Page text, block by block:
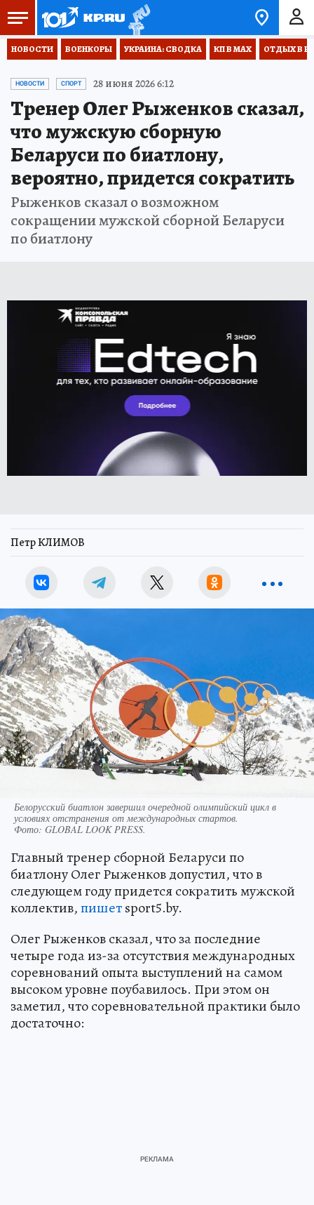
НОВОСТИ ВОЕНКОРЫ УКРАИНА: СВОДКА КП В МАХ ОТДЫХ В
НОВОСТИ СПОРТ 28 июня 2026 6:12
Тренер Олег Рыженков сказал,
что мужскую сборную
Беларуси по биатлону,
вероятно, придется сократить
Рыженков сказал о возможном
сокращении мужской сборной Беларуси
по биатлону
Петр КЛИМОВ
Белорусский биатлон завершил очередной олимпийский цикл в
условиях отстранения от международных стартов.
Фото: GLOBAL LOOK PRESS.
Главный тренер сборной Беларуси по
биатлону Олег Рыженков допустил, что в
следующем году придется сократить мужской
коллектив,пишетsport5.by.
Олег Рыженков сказал, что за последние
четыре года из-за отсутствия международных
соревнований опыта выступлений на самом
высоком уровне поубавилось. При этом он
заметил, что соревновательной практики было
достаточно: